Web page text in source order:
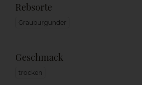
Rebsorte
Grauburgunder
Geschmack
trocken